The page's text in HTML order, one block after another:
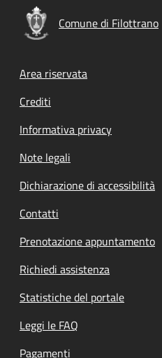
Comune di Filottrano
Footer menu
Area riservata
Crediti
Informativa privacy
Note legali
Dichiarazione di accessibilità
Contatti
Prenotazione appuntamento
Richiedi assistenza
Statistiche del portale
Leggi le FAQ
Pagamenti